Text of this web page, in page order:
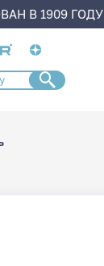
В 1909 ГОДУ